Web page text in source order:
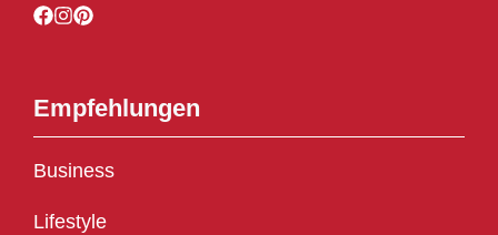
Empfehlungen
Business
Lifestyle